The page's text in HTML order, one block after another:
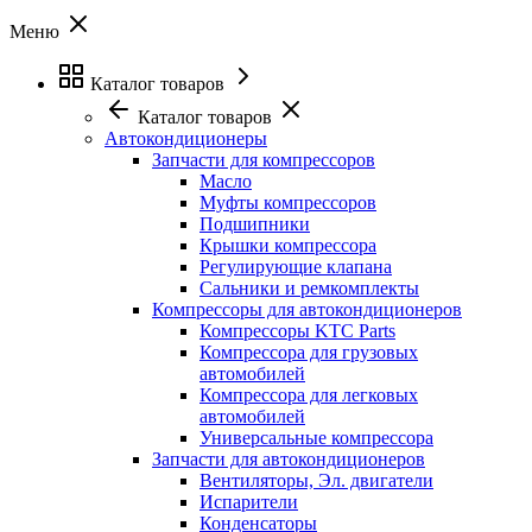
Меню
Каталог товаров
Каталог товаров
Автокондиционеры
Запчасти для компрессоров
Масло
Муфты компрессоров
Подшипники
Крышки компрессора
Регулирующие клапана
Сальники и ремкомплекты
Компрессоры для автокондиционеров
Компрессоры KTC Parts
Компрессора для грузовых
автомобилей
Компрессора для легковых
автомобилей
Универсальные компрессора
Запчасти для автокондиционеров
Вентиляторы, Эл. двигатели
Испарители
Конденсаторы